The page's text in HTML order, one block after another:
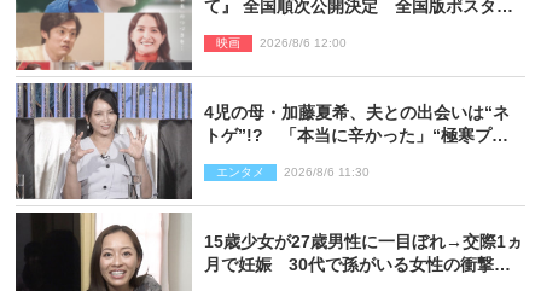
て』 全国順次公開決定 全国版ポスター
映画 2026/8/6 12:00
4児の母・加藤夏希、夫との出会いは“ネ
トゲ”!? 「本当に辛かった」“極寒プロ
エンタメ 2026/8/6 11:30
15歳少女が27歳男性に一目ぼれ→交際1ヵ
月で妊娠 30代で孫がいる女性の衝撃半